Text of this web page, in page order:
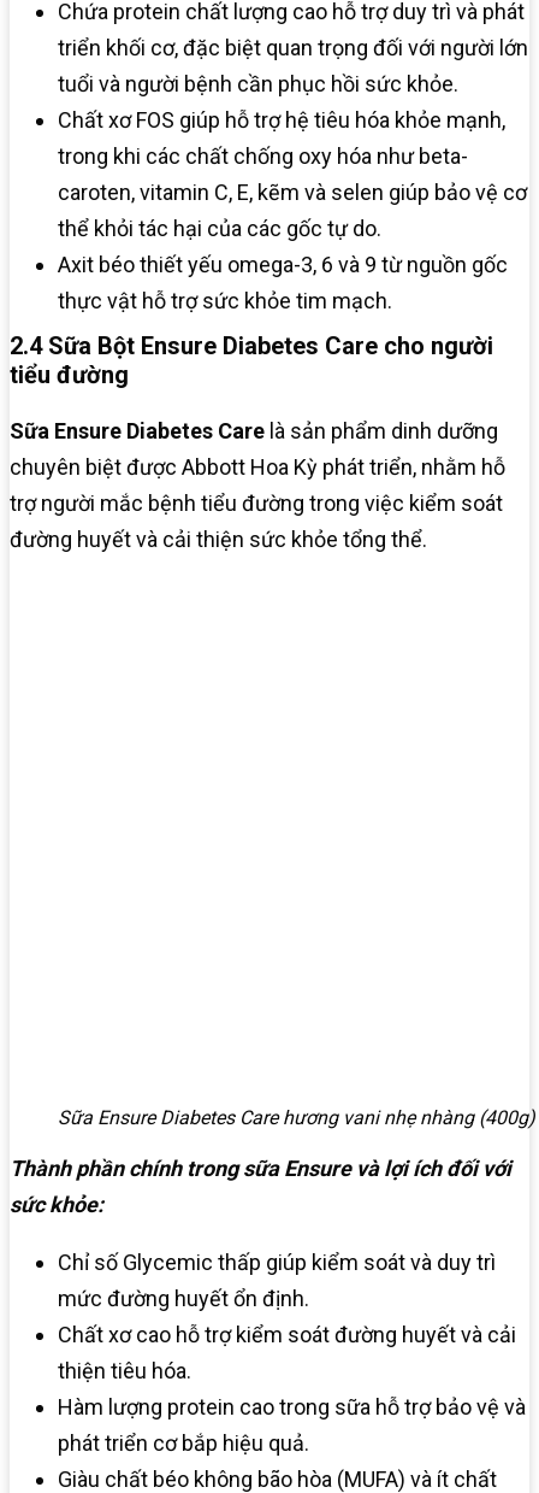
Chứa protein chất lượng cao hỗ trợ duy trì và phát
triển khối cơ, đặc biệt quan trọng đối với người lớn
tuổi và người bệnh cần phục hồi sức khỏe.​
Chất xơ FOS giúp hỗ trợ hệ tiêu hóa khỏe mạnh,
trong khi các chất chống oxy hóa như beta-
caroten, vitamin C, E, kẽm và selen giúp bảo vệ cơ
thể khỏi tác hại của các gốc tự do.​
Axit béo thiết yếu omega-3, 6 và 9 từ nguồn gốc
thực vật hỗ trợ sức khỏe tim mạch.
2.4 Sữa Bột Ensure Diabetes Care cho người
tiểu đường
Sữa Ensure Diabetes Care là sản phẩm dinh dưỡng
chuyên biệt được Abbott Hoa Kỳ phát triển, nhằm hỗ
trợ người mắc bệnh tiểu đường trong việc kiểm soát
đường huyết và cải thiện sức khỏe tổng thể.
Sữa Ensure Diabetes Care hương vani nhẹ nhàng (400g)
Thành phần chính trong sữa Ensure và lợi ích đối với
sức khỏe:
Chỉ số Glycemic thấp giúp kiểm soát và duy trì
mức đường huyết ổn định.
Chất xơ cao hỗ trợ kiểm soát đường huyết và cải
thiện tiêu hóa.
Hàm lượng protein cao trong sữa hỗ trợ bảo vệ và
phát triển cơ bắp hiệu quả.
Giàu chất béo không bão hòa (MUFA) và ít chất